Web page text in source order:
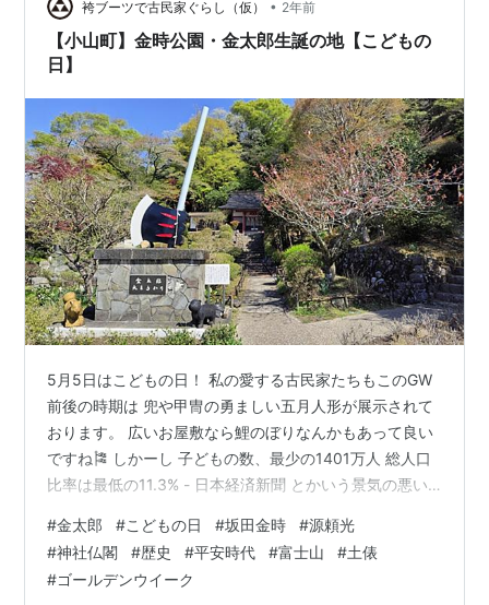
思い出しましたがね。 足柄山ってどこにあるか知ってま
すか のりも君？」 私「え？金太郎って坂田金時になっ
て・・・ …
袴ブーツで古民家ぐらし（仮） • 2年前
【小山町】金時公園・金太郎生誕の地【こどもの
日】
5月5日はこどもの日！ 私の愛する古民家たちもこのGW
前後の時期は 兜や甲冑の勇ましい五月人形が展示されて
おります。 広いお屋敷なら鯉のぼりなんかもあって良い
ですね🎏 しかーし 子どもの数、最少の1401万人 総人口
比率は最低の11.3% - 日本経済新聞 とかいう景気の悪い
なんかを歩くと子供をたくさん見かけますが 私が旅行す
る所は基本的には老人ばかり…というかそもそも人が全
然いない😭 そんな年寄りばかりの日本ではありますが 日
#金太郎 #こどもの日 #坂田金時 #源頼光
#神社仏閣 #歴史 #平安時代 #富士山 #土俵
#ゴールデンウイーク